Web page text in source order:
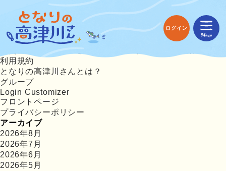
ログイン
返信先: 高津川リバービアを飲んだ
固定ページ
あつまれ！高津川さんの投稿方法
協賛企業・個人様「となりのサポーターさん」募集中!
利用規約
となりの高津川さんとは？
グループ
Login Customizer
フロントページ
プライバシーポリシー
アーカイブ
2026年8月
2026年7月
2026年6月
2026年5月